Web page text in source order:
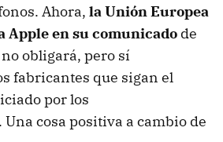
Ahora, la Unión Europea
Apple en su comunicado de
obligará, pero sí
fabricantes que sigan el
por los
cosa positiva a cambio de